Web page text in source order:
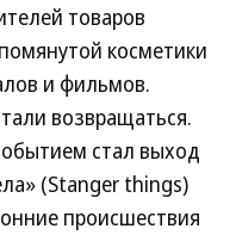
товаров
косметики
и фильмов.
возвращаться.
стал выход
(Stanger things)
происшествия